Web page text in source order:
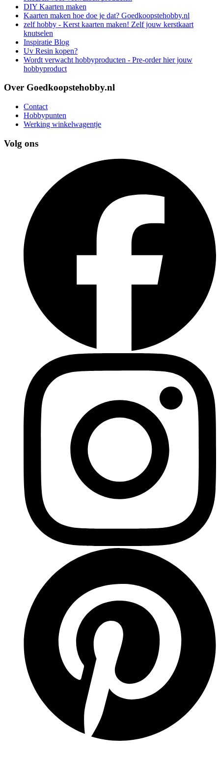
DIY Kaarten maken
Kaarten maken hoe doe je dat? Goedkoopstehobby.nl
zelf hobby - Kerst kaarten maken! Zelf jouw kerstkaart
knutselen
Inspiratie Blog
Uv Resin kopen?
Wordt verwacht hobbyproducten - Pre-order hier jouw
hobbyproduct
Over Goedkoopstehobby.nl
Contact
Hobbypunten
Werking winkelwagentje
Volg ons